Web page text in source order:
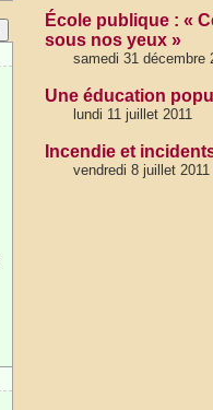
École publique : «
sous nos yeux »
samedi 31 décembre
Une éducation
lundi 11 juillet 2011
Incendie et
vendredi 8 juillet 2011